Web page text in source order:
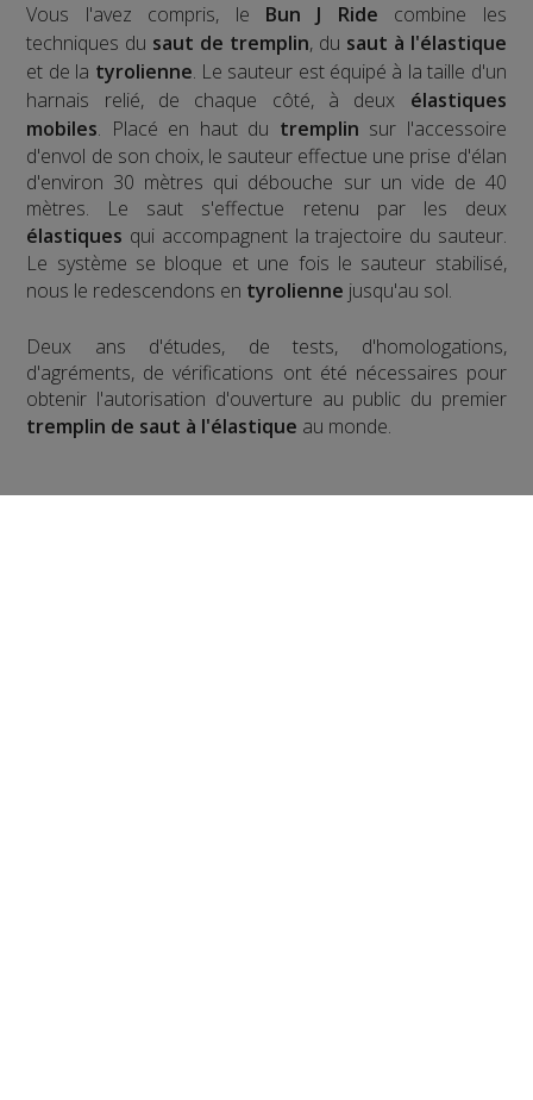
Vous l'avez compris, le Bun J Ride combine les
techniques du saut de tremplin, du saut à l'élastique
et de la tyrolienne. Le sauteur est équipé à la taille d'un
harnais relié, de chaque côté, à deux élastiques
mobiles. Placé en haut du tremplin sur l'accessoire
d'envol de son choix, le sauteur effectue une prise d'élan
d'environ 30 mètres qui débouche sur un vide de 40
mètres. Le saut s'effectue retenu par les deux
élastiques qui accompagnent la trajectoire du sauteur.
Le système se bloque et une fois le sauteur stabilisé,
nous le redescendons en tyrolienne jusqu'au sol.
​Deux ans d'études, de tests, d'homologations,
d'agréments, de vérifications ont été nécessaires pour
obtenir l'autorisation d'ouverture au public du premier
tremplin de saut à l'élastique au monde.